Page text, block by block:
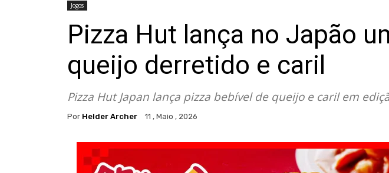
Jogos
Pizza Hut lança no Japão
queijo derretido e caril
Pizza Hut Japan lança pizza bebível de queijo e caril em
Por Helder Archer 11 , Maio , 2026